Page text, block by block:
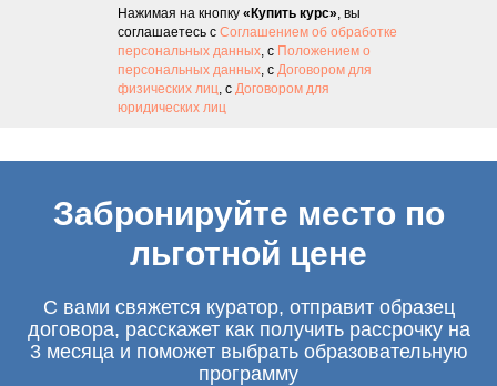
Нажимая на кнопку «Купить курс», вы
соглашаетесь с Соглашением об обработке
персональных данных, с Положением о
персональных данных, с Договором для
физических лиц, с Договором для
юридических лиц
Забронируйте место по
льготной цене
С вами свяжется куратор, отправит образец
договора, расскажет как получить рассрочку на
3 месяца и поможет выбрать образовательную
программу